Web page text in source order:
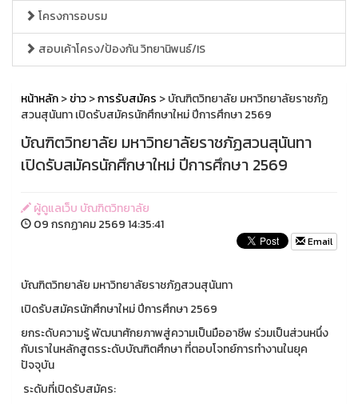
โครงการอบรม
สอบเค้าโครง/ป้องกัน วิทยานิพนธ์/IS
หน้าหลัก>ข่าว>การรับสมัคร > บัณฑิตวิทยาลัย มหาวิทยาลัยราชภัฏ
สวนสุนันทา เปิดรับสมัครนักศึกษาใหม่ ปีการศึกษา 2569
บัณฑิตวิทยาลัย มหาวิทยาลัยราชภัฏสวนสุนันทา
เปิดรับสมัครนักศึกษาใหม่ ปีการศึกษา 2569
ผู้ดูแลเว็บ บัณฑิตวิทยาลัย
09 กรกฏาคม 2569 14:35:41
Email
บัณฑิตวิทยาลัย มหาวิทยาลัยราชภัฏสวนสุนันทา
เปิดรับสมัครนักศึกษาใหม่ ปีการศึกษา 2569
ยกระดับความรู้ พัฒนาศักยภาพสู่ความเป็นมืออาชีพ ร่วมเป็นส่วนหนึ่ง
กับเราในหลักสูตรระดับบัณฑิตศึกษา ที่ตอบโจทย์การทำงานในยุค
ปัจจุบัน
ระดับที่เปิดรับสมัคร: